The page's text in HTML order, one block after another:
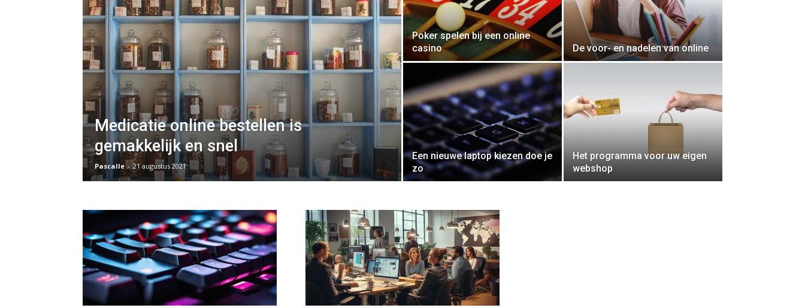
Medicatie online bestellen is
gemakkelijk en snel
Pascalle - 21 augustus 2021
Poker spelen bij een online
casino
De voor- en nadelen van online
Een nieuwe laptop kiezen doe je
zo
Het programma voor uw eigen
webshop